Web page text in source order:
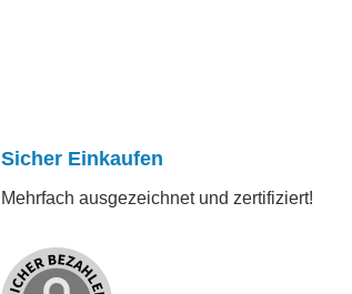
Sicher Einkaufen
Mehrfach ausgezeichnet und zertifiziert!